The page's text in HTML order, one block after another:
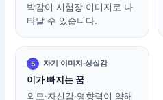
박감이 시험장 이미지로 나
타날 수 있습니다.
5 자기 이미지·상실감
이가 빠지는 꿈
외모·자신감·영향력이 약해